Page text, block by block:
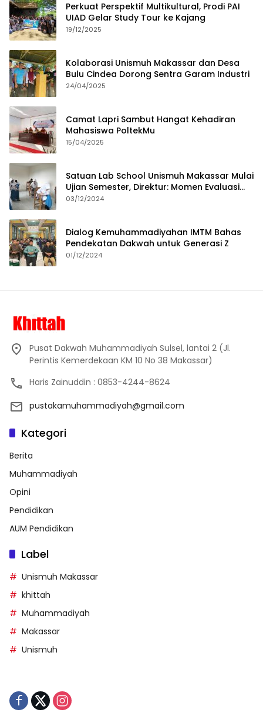
Perkuat Perspektif Multikultural, Prodi PAI
UIAD Gelar Study Tour ke Kajang
19/12/2025
Kolaborasi Unismuh Makassar dan Desa
Bulu Cindea Dorong Sentra Garam Industri
24/04/2025
Camat Lapri Sambut Hangat Kehadiran
Mahasiswa PoltekMu
15/04/2025
Satuan Lab School Unismuh Makassar Mulai
Ujian Semester, Direktur: Momen Evaluasi
Proses Pembelajaran
03/12/2024
Dialog Kemuhammadiyahan IMTM Bahas
Pendekatan Dakwah untuk Generasi Z
01/12/2024
Pusat Dakwah Muhammadiyah Sulsel, lantai 2 (Jl.
Perintis Kemerdekaan KM 10 No 38 Makassar)
Haris Zainuddin : 0853-4244-8624
pustakamuhammadiyah@gmail.com
Kategori
Berita
Muhammadiyah
Opini
Pendidikan
AUM Pendidikan
Label
Unismuh Makassar
khittah
Muhammadiyah
Makassar
Unismuh